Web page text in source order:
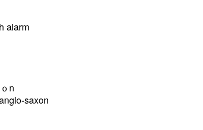
alarm
n
saxon